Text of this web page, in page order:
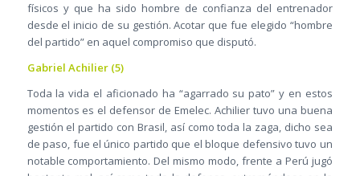
físicos y que ha sido hombre de confianza del entrenador
desde el inicio de su gestión. Acotar que fue elegido “hombre
del partido” en aquel compromiso que disputó.
Gabriel Achilier (5)
Toda la vida el aficionado ha “agarrado su pato” y en estos
momentos es el defensor de Emelec. Achilier tuvo una buena
gestión el partido con Brasil, así como toda la zaga, dicho sea
de paso, fue el único partido que el bloque defensivo tuvo un
notable comportamiento. Del mismo modo, frente a Perú jugó